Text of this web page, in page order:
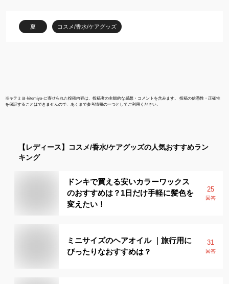
夏 コスメ/香水/ケアグッズ
※キテミヨ-kitemiyo-に寄せられた投稿内容は、投稿者の主観的な感想・コメントを含みます。 投稿の信憑性・正確性
を保証することはできませんので、あくまで参考情報の一つとしてご利用ください。
【レディース】 コスメ/香水/ケアグッズの人気おすすめラン
キング
ドンキで買える安いカラーワックス
のおすすめは？1日だけ手軽に髪色を
変えたい！
25
回答
ミニサイズのヘアオイル ｜旅行用に
ぴったりなおすすめは？
31
回答